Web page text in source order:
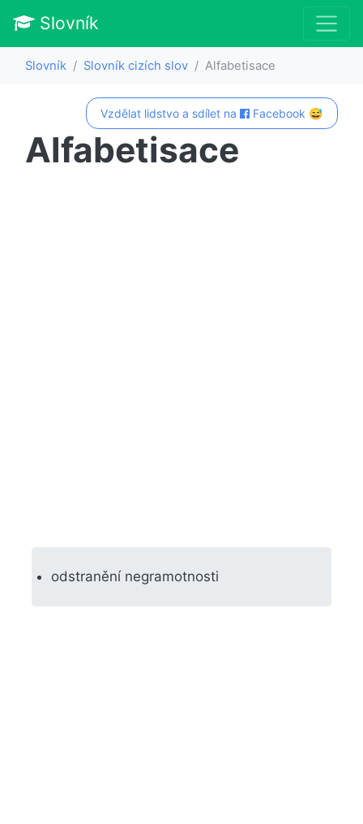
Slovník
Slovník Slovník cizích slov Alfabetisace
Vzdělat lidstvo a sdílet na Facebook 😅
Alfabetisace
odstranění negramotnosti